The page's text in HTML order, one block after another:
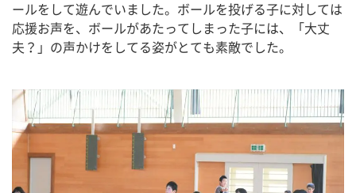
ールをして遊んでいました。ボールを投げる子に対しては
応援お声を、ボールがあたってしまった子には、「大丈
夫？」の声かけをしてる姿がとても素敵でした。